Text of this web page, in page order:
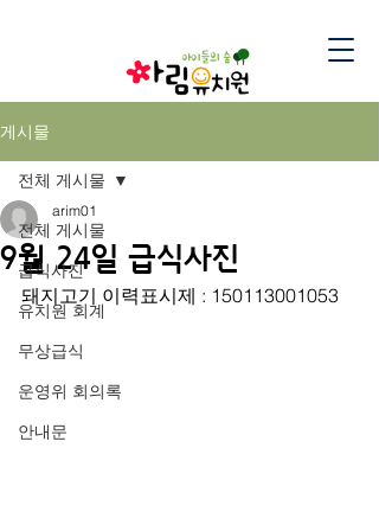
게시물
전체 게시물
급식사진
유치원 회계
무상급식
운영위 회의록
안내문
전체 게시물
9월 24일 급식사진
arim01
돼지고기 이력표시제 : 150113001053